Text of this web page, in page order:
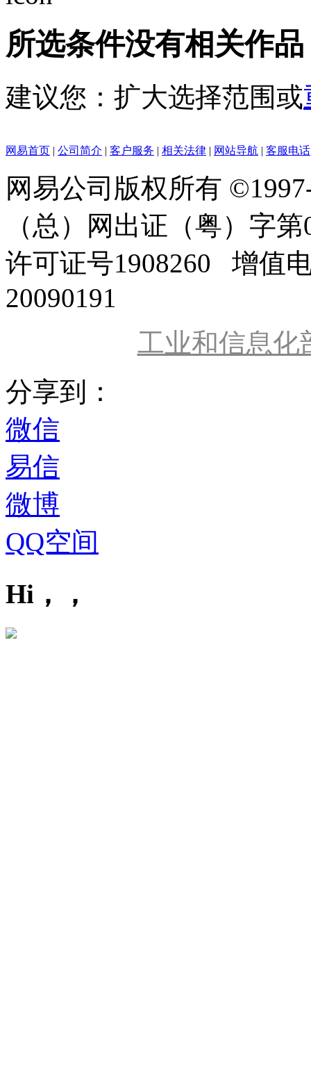
所选条件没有相关作品
建议您：扩大选择范围或
网易首页 | 公司简介 | 客户服务 | 相关法律 | 网站导航 | 客服电话
网易公司版权所有
（总）网出证（粤）字
许可证号1908260 增值
20090191
工业和信息化
分享到：
微信
易信
微博
QQ空间
Hi，，